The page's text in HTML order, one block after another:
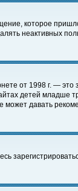
которое
неактивных
от 1998 г. —
детей
давать